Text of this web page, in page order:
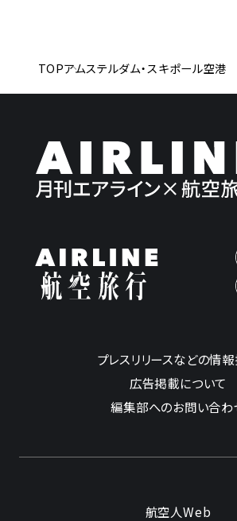
TOPアムステルダム・スキポール空港
プレスリリースなどの情
広告掲載について
編集部へのお問い合わ
航空人Web